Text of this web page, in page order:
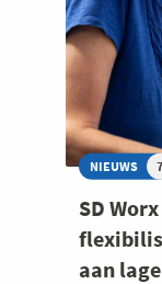
NIEUWS
SD
aan